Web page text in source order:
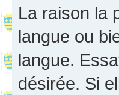
La raison la
langue ou
langue.
désirée. Si